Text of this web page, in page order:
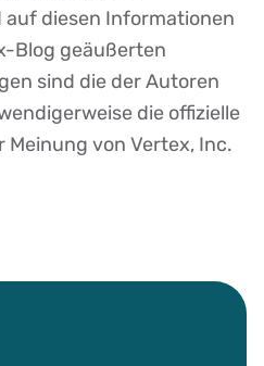
auf diesen Informationen
Blog geäußerten
sind die der Autoren
die offizielle
Meinung von Vertex, Inc.